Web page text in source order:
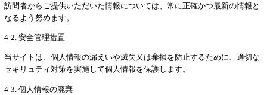
訪問者からご提供いただいた情報については、常に正確かつ最新の情報と
なるよう努めます。
4-2. 安全管理措置
当サイトは、個人情報の漏えいや滅失又は棄損を防止するために、適切な
セキリュティ対策を実施して個人情報を保護します。
4-3. 個人情報の廃棄